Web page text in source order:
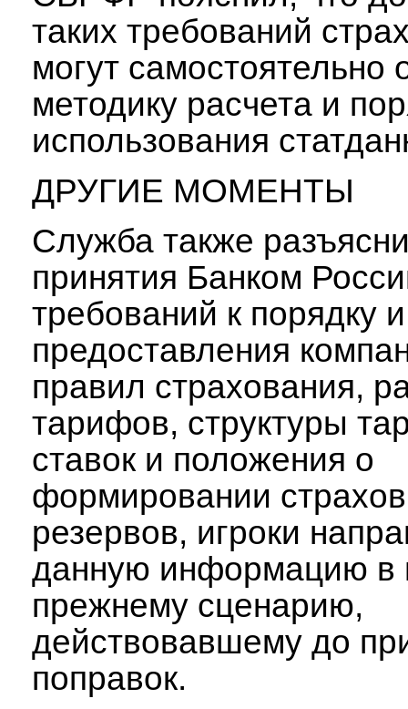
таких требований
могут самостоятельно
методику расчета и
использования
ДРУГИЕ МОМЕНТЫ
Служба также
принятия Банком
требований к порядку
предоставления
правил страхования,
тарифов, структуры
ставок и положения о
формировании
резервов, игроки
данную информацию в
прежнему сценарию,
действовавшему до
поправок.